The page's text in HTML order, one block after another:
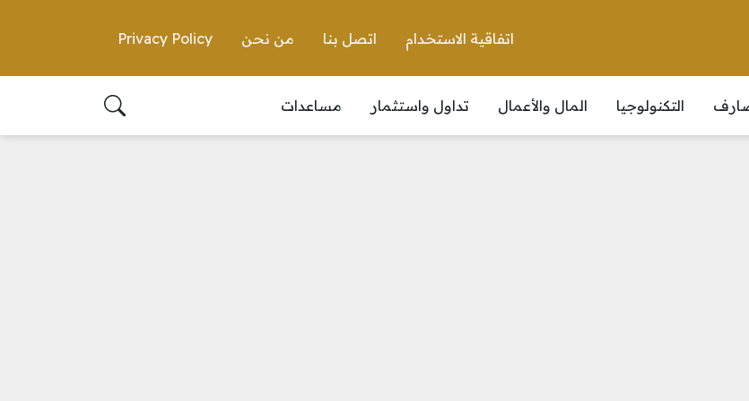
اتفاقية الاستخدام اتصل بنا من نحن Privacy Policy
التكنولوجيا المال والأعمال تداول واستثمار مساعدات